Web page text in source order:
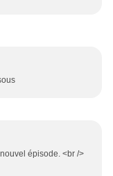
épisode. <br />